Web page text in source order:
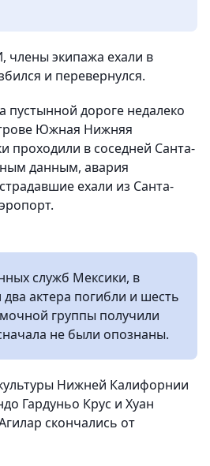
члены экипажа ехали в
и перевернулся.
дороге недалеко
Южная Нижняя
проходили в соседней Санта-
данным, авария
ехали из Санта-
служб Мексики, в
два актера погибли и шесть
группы получили
не были опознаны.
Нижней Калифорнии
Гардуньо Крус и Хуан
скончались от